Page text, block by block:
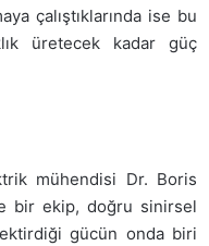
çalıştıklarında ise bu
üretecek kadar güç
mühendisi Dr. Boris
bir ekip, doğru sinirsel
gücün onda biri